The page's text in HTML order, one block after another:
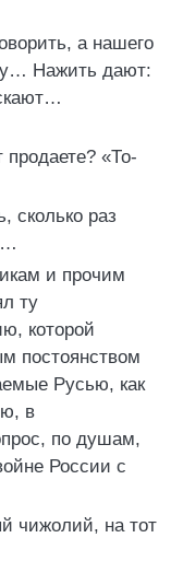
а нашего
Нажить дают:
«То-
сколько раз
и прочим
ту
которой
постоянством
Русью, как
в
по душам,
России с
чижолий, на тот